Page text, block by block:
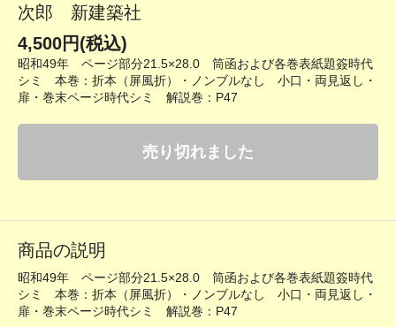
次郎 新建築社
4,500円(税込)
昭和49年 ページ部分21.5×28.0 筒函および各巻表紙題簽時代
シミ 本巻：折本（屏風折）・ノンブルなし 小口・両見返し・
扉・巻末ページ時代シミ 解説巻：P47
売り切れました
商品の説明
昭和49年 ページ部分21.5×28.0 筒函および各巻表紙題簽時代
シミ 本巻：折本（屏風折）・ノンブルなし 小口・両見返し・
扉・巻末ページ時代シミ 解説巻：P47